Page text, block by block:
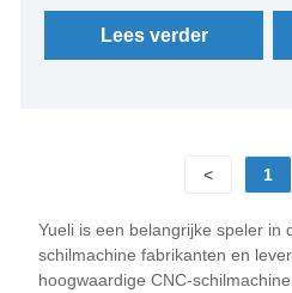
Lees verder
< 1
Yueli is een belangrijke speler in
schilmachine fabrikanten en
hoogwaardige CNC-